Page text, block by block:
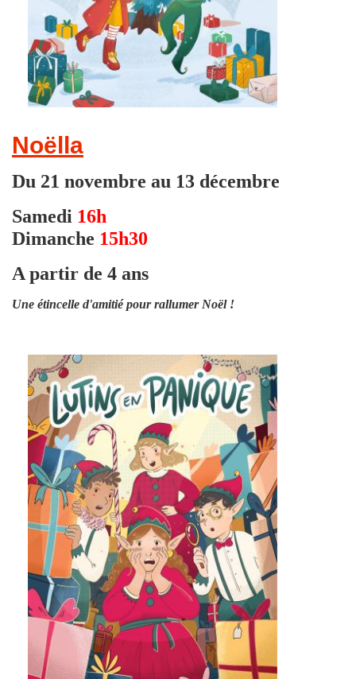
Noëlla
Du 21 novembre au 13 décembre
Samedi 16h
Dimanche 15h30
A partir de 4 ans
Une étincelle d'amitié pour rallumer Noël !